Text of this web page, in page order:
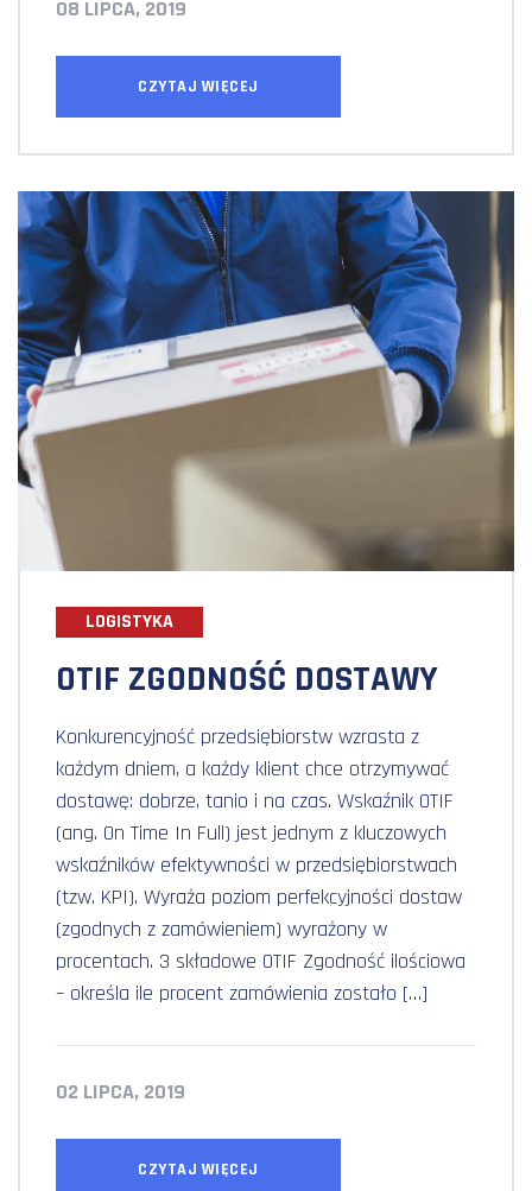
08 LIPCA, 2019
CZYTAJ WIĘCEJ
LOGISTYKA
OTIF ZGODNOŚĆ DOSTAWY
Konkurencyjność przedsiębiorstw wzrasta z
każdym dniem, a każdy klient chce otrzymywać
dostawę: dobrze, tanio i na czas. Wskaźnik OTIF
(ang. On Time In Full) jest jednym z kluczowych
wskaźników efektywności w przedsiębiorstwach
(tzw. KPI). Wyraża poziom perfekcyjności dostaw
(zgodnych z zamówieniem) wyrażony w
procentach. 3 składowe OTIF Zgodność ilościowa
– określa ile procent zamówienia zostało […]
02 LIPCA, 2019
CZYTAJ WIĘCEJ